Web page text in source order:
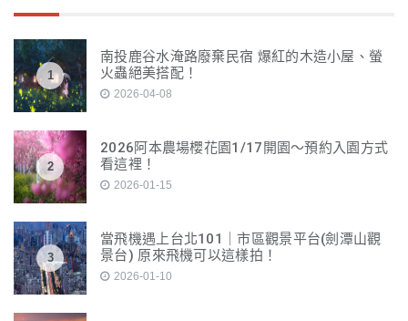
1
南投鹿谷水淹路廢棄民宿 爆紅的木造小屋、螢
火蟲絕美搭配！
2026-04-08
2
2026阿本農場櫻花園1/17開園～預約入園方式
看這裡！
2026-01-15
3
當飛機遇上台北101｜市區觀景平台(劍潭山觀
景台) 原來飛機可以這樣拍！
2026-01-10